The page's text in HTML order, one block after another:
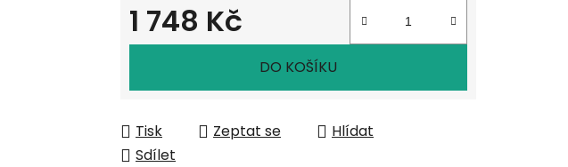
1 748 Kč
Měrná cena:
DO KOŠÍKU
Tisk Zeptat se
Hlídat
Sdílet